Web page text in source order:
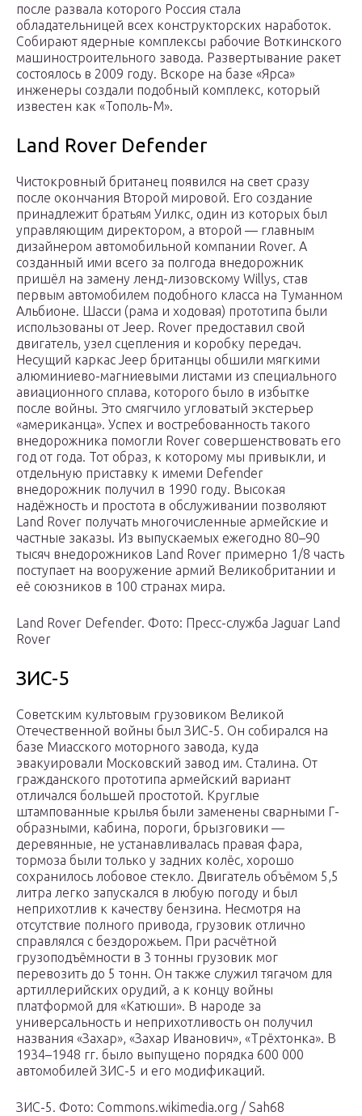
после развала которого Россия стала
обладательницей всех конструкторских наработок.
Собирают ядерные комплексы рабочие Воткинского
машиностроительного завода. Развертывание ракет
состоялось в 2009 году. Вскоре на базе «Ярса»
инженеры создали подобный комплекс, который
известен как «Тополь-М».
Land Rover Defender
Чистокровный британец появился на свет сразу
после окончания Второй мировой. Его создание
принадлежит братьям Уилкс, один из которых был
управляющим директором, а второй — главным
дизайнером автомобильной компании Rover. А
созданный ими всего за полгода внедорожник
пришёл на замену ленд-лизовскому Willys, став
первым автомобилем подобного класса на Туманном
Альбионе. Шасси (рама и ходовая) прототипа были
использованы от Jeep. Rover предоставил свой
двигатель, узел сцепления и коробку передач.
Несущий каркас Jeep британцы обшили мягкими
алюминиево-магниевыми листами из специального
авиационного сплава, которого было в избытке
после войны. Это смягчило угловатый экстерьер
«американца». Успех и востребованность такого
внедорожника помогли Rover совершенствовать его
год от года. Тот образ, к которому мы привыкли, и
отдельную приставку к имеми Defender
внедорожник получил в 1990 году. Высокая
надёжность и простота в обслуживании позволяют
Land Rover получать многочисленные армейские и
частные заказы. Из выпускаемых ежегодно 80–90
тысяч внедорожников Land Rover примерно 1/8 часть
поступает на вооружение армий Великобритании и
её союзников в 100 странах мира.
Land Rover Defender. Фото: Пресс-служба Jaguar Land
Rover
ЗИС-5
Советским культовым грузовиком Великой
Отечественной войны был ЗИС-5. Он собирался на
базе Миасского моторного завода, куда
эвакуировали Московский завод им. Сталина. От
гражданского прототипа армейский вариант
отличался большей простотой. Круглые
штампованные крылья были заменены сварными Г-
образными, кабина, пороги, брызговики —
деревянные, не устанавливалась правая фара,
тормоза были только у задних колёс, хорошо
сохранилось лобовое стекло. Двигатель объёмом 5,5
литра легко запускался в любую погоду и был
неприхотлив к качеству бензина. Несмотря на
отсутствие полного привода, грузовик отлично
справлялся с бездорожьем. При расчётной
грузоподъёмности в 3 тонны грузовик мог
перевозить до 5 тонн. Он также служил тягачом для
артиллерийских орудий, а к концу войны
платформой для «Катюши». В народе за
универсальность и неприхотливость он получил
названия «Захар», «Захар Иванович», «Трёхтонка». В
1934–1948 гг. было выпущено порядка 600 000
автомобилей ЗИС-5 и его модификаций.
ЗИС-5. Фото: Commons.wikimedia.org / Sah68